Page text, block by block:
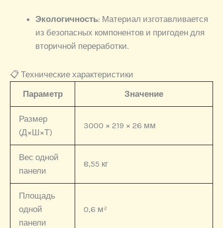
Экологичность: Материал изготавливается
из безопасных компонентов и пригоден для
вторичной переработки.
📋 Технические характеристики
Параметр
Значение
Размер
(Д×Ш×Т)
3000 × 219 × 26 мм
Вес одной
панели
8,55 кг
Площадь
одной
панели
0,6 м²